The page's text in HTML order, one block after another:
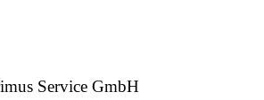
Service GmbH